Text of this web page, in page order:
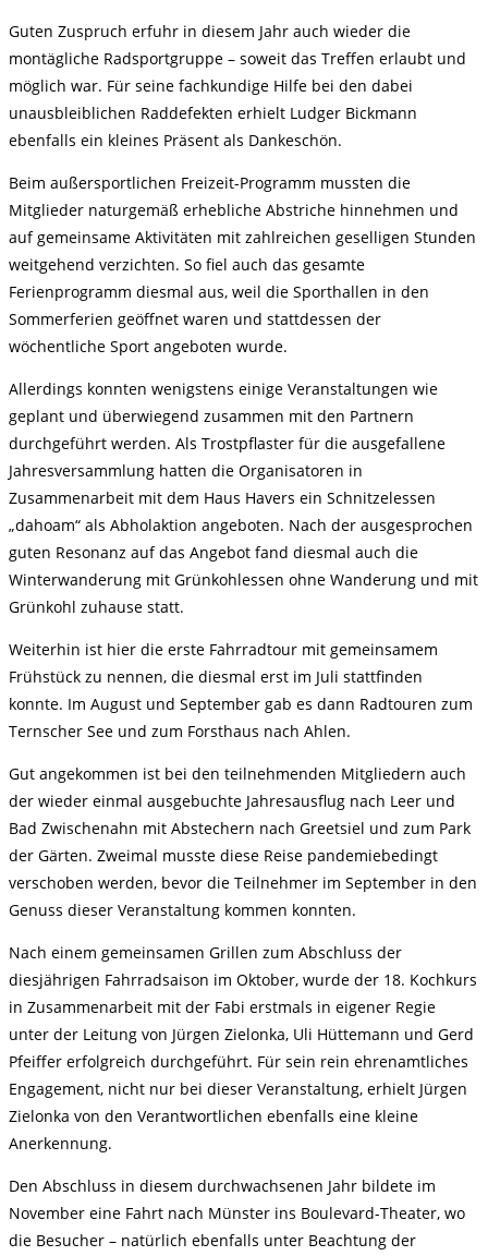
Guten Zuspruch erfuhr in diesem Jahr auch wieder die
montägliche Radsportgruppe – soweit das Treffen erlaubt und
möglich war. Für seine fachkundige Hilfe bei den dabei
unausbleiblichen Raddefekten erhielt Ludger Bickmann
ebenfalls ein kleines Präsent als Dankeschön.
Beim außersportlichen Freizeit-Programm mussten die
Mitglieder naturgemäß erhebliche Abstriche hinnehmen und
auf gemeinsame Aktivitäten mit zahlreichen geselligen Stunden
weitgehend verzichten. So fiel auch das gesamte
Ferienprogramm diesmal aus, weil die Sporthallen in den
Sommerferien geöffnet waren und stattdessen der
wöchentliche Sport angeboten wurde.
Allerdings konnten wenigstens einige Veranstaltungen wie
geplant und überwiegend zusammen mit den Partnern
durchgeführt werden. Als Trostpflaster für die ausgefallene
Jahresversammlung hatten die Organisatoren in
Zusammenarbeit mit dem Haus Havers ein Schnitzelessen
„dahoam“ als Abholaktion angeboten. Nach der ausgesprochen
guten Resonanz auf das Angebot fand diesmal auch die
Winterwanderung mit Grünkohlessen ohne Wanderung und mit
Grünkohl zuhause statt.
Weiterhin ist hier die erste Fahrradtour mit gemeinsamem
Frühstück zu nennen, die diesmal erst im Juli stattfinden
konnte. Im August und September gab es dann Radtouren zum
Ternscher See und zum Forsthaus nach Ahlen.
Gut angekommen ist bei den teilnehmenden Mitgliedern auch
der wieder einmal ausgebuchte Jahresausflug nach Leer und
Bad Zwischenahn mit Abstechern nach Greetsiel und zum Park
der Gärten. Zweimal musste diese Reise pandemiebedingt
verschoben werden, bevor die Teilnehmer im September in den
Genuss dieser Veranstaltung kommen konnten.
Nach einem gemeinsamen Grillen zum Abschluss der
diesjährigen Fahrradsaison im Oktober, wurde der 18. Kochkurs
in Zusammenarbeit mit der Fabi erstmals in eigener Regie
unter der Leitung von Jürgen Zielonka, Uli Hüttemann und Gerd
Pfeiffer erfolgreich durchgeführt. Für sein rein ehrenamtliches
Engagement, nicht nur bei dieser Veranstaltung, erhielt Jürgen
Zielonka von den Verantwortlichen ebenfalls eine kleine
Anerkennung.
Den Abschluss in diesem durchwachsenen Jahr bildete im
November eine Fahrt nach Münster ins Boulevard-Theater, wo
die Besucher – natürlich ebenfalls unter Beachtung der